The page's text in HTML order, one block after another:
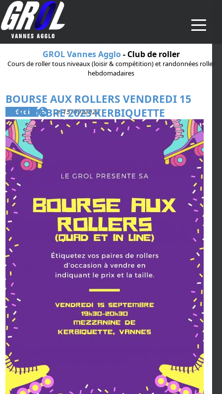
Aller au contenu principal
GROL Vannes Agglo- Club de roller
Cours de roller tous niveaux (loisir & compétition) et randonnées roller
hebdomadaires
BOURSE AUX ROLLERS VENDREDI 15
SEPTMEBRE 2023 KERBIQUETTE
Grol Le 15/09/2023